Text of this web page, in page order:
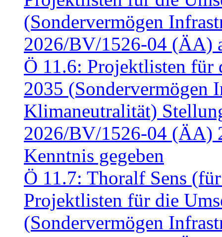
(Sondervermögen
2026/BV/1526-04 (ÄA)
Ö 11.6: Projektlisten für
2035 (Sondervermögen
Klimaneutralität)
2026/BV/1526-04 (ÄA)
Kenntnis gegeben
Ö 11.7: Thoralf Sens
Projektlisten für die
(Sondervermögen